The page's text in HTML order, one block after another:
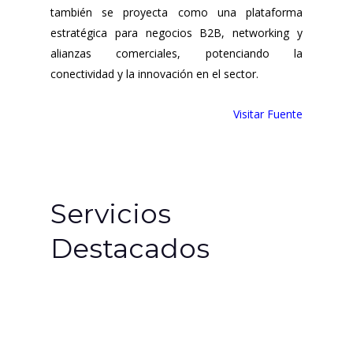
también se proyecta como una plataforma
estratégica para negocios B2B, networking y
alianzas comerciales, potenciando la
conectividad y la innovación en el sector.
Visitar Fuente
Servicios
Destacados